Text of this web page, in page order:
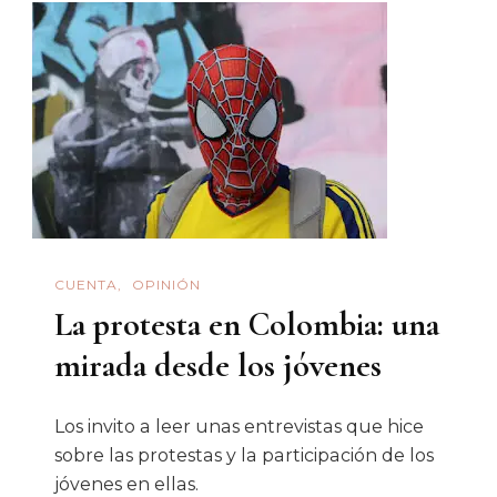
Se
Olvida,
Concierto
Cuarteto
De
Nos
CUENTA OPINIÓN
La protesta en Colombia: una
mirada desde los jóvenes
Los invito a leer unas entrevistas que hice
sobre las protestas y la participación de los
jóvenes en ellas.